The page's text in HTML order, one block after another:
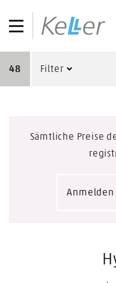
48 Filter
Sämtliche Preise
Anmelden